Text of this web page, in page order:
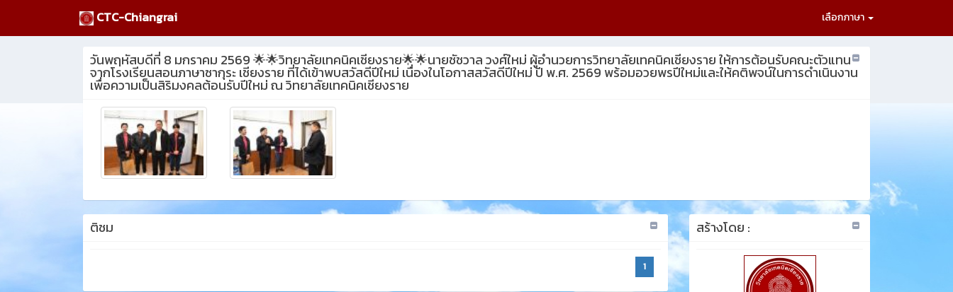
CTC-Chiangrai เลือกภาษา
วันพฤหัสบดีที่ 8 มกราคม 2569 🌟🌟วิทยาลัยเทคนิคเชียงราย🌟🌟นายชัชวาล วงศ์ใหม่ ผู้อำนวยการวิทยาลัยเทคนิคเชียงราย ให้การต้อนรับคณะตัวแทน
จากโรงเรียนสอนภาษาซากุระ เชียงราย ที่ได้เข้าพบสวัสดีปีใหม่ เนื่องในโอกาสสวัสดีปีใหม่ ปี พ.ศ. 2569 พร้อมอวยพรปีใหม่และให้คติพจน์ในการดำเนินงาน
เพื่อความเป็นสิริมงคลต้อนรับปีใหม่ ณ วิทยาลัยเทคนิคเชียงราย
ติชม
1
สร้างโดย :